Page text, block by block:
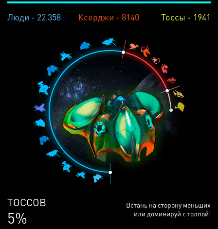
Люди - 22 358 Ксерджи - 8140 Тоссы - 1941
ЛЮДЕЙ
68%
Встань на сторону меньших
или доминируй с толпой!